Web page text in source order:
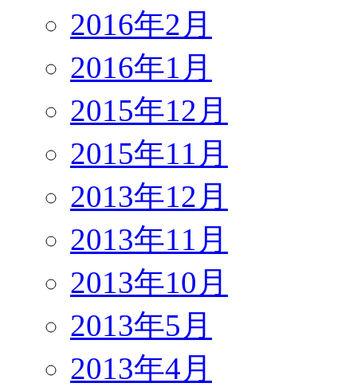
2016年2月
2016年1月
2015年12月
2015年11月
2013年12月
2013年11月
2013年10月
2013年5月
2013年4月